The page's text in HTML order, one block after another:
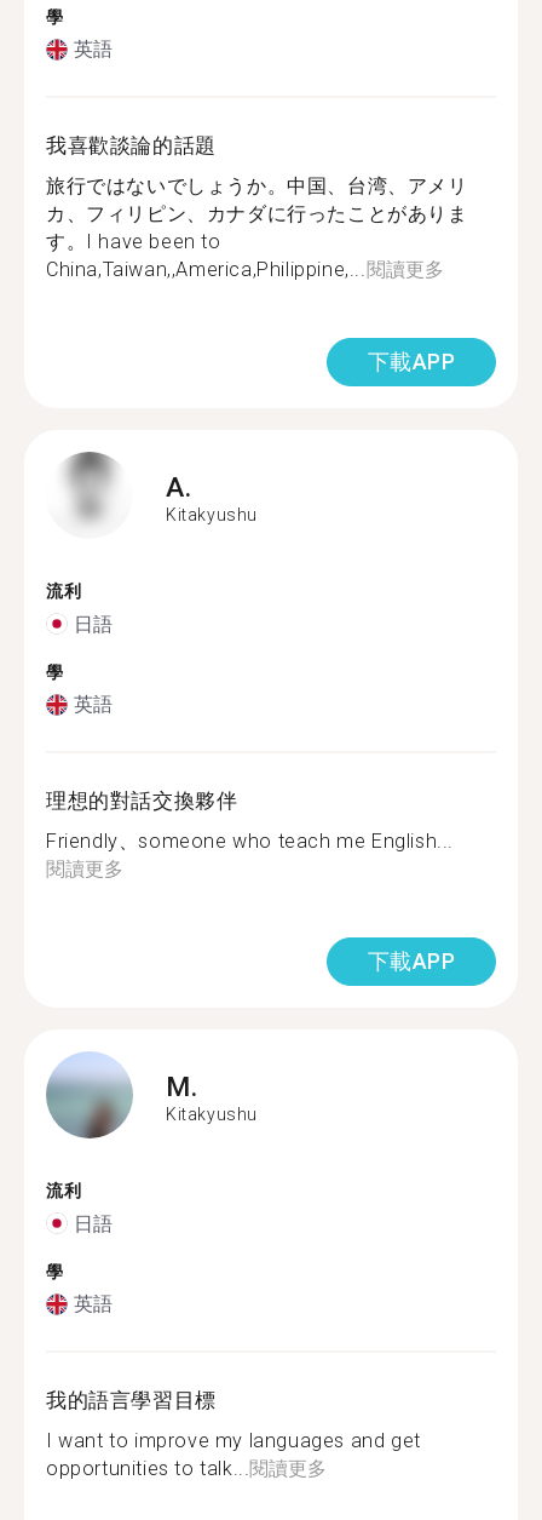
學
英語
我喜歡談論的話題
旅行ではないでしょうか。中国、台湾、アメリ
カ、フィリピン、カナダに行ったことがありま
す。I have been to
China,Taiwan,,America,Philippine,...閱讀更多
下載APP
A.
Kitakyushu
流利
日語
學
英語
理想的對話交換夥伴
Friendly、someone who teach me English...
閱讀更多
下載APP
M.
Kitakyushu
流利
日語
學
英語
我的語言學習目標
I want to improve my languages and get
opportunities to talk...閱讀更多